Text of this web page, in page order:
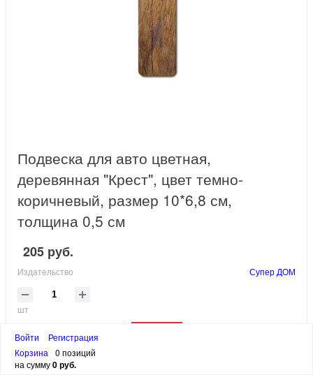
Подвеска для авто цветная,
деревянная "Крест", цвет темно-
коричневый, размер 10*6,8 см,
толщина 0,5 см
205 руб.
Издательство Супер ДОМ
шт
Интернет-магазин
Войти
Регистрация
Корзина
0 позиций
на сумму0 руб.